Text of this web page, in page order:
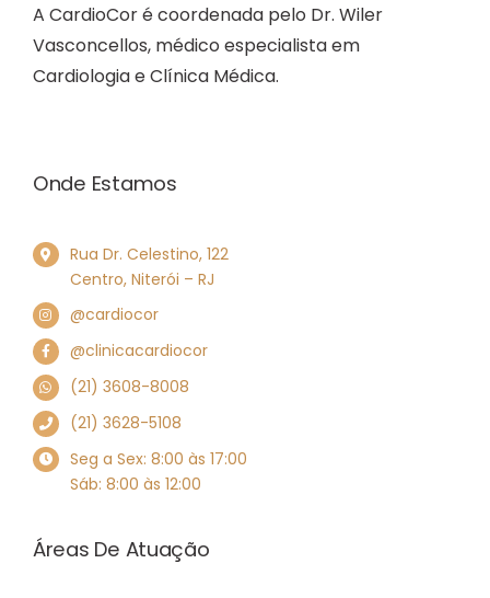
A CardioCor é coordenada pelo Dr. Wiler
Vasconcellos, médico especialista em
Cardiologia e Clínica Médica.
Onde Estamos
Rua Dr. Celestino, 122
Centro, Niterói – RJ
@cardiocor
@clinicacardiocor
(21) 3608-8008
(21) 3628-5108
Seg a Sex: 8:00 às 17:00
Sáb: 8:00 às 12:00
Áreas De Atuação